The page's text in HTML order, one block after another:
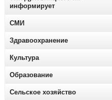
информирует
СМИ
Здравоохранение
Культура
Образование
Сельское хозяйство